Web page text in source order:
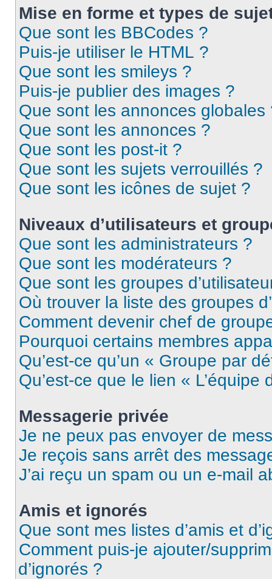
Mise en forme et types de
Que sont les BBCodes ?
Puis-je utiliser le HTML ?
Que sont les smileys ?
Puis-je publier des images ?
Que sont les annonces globales
Que sont les annonces ?
Que sont les post-it ?
Que sont les sujets verrouillés ?
Que sont les icônes de sujet ?
Niveaux d’utilisateurs et
Que sont les administrateurs ?
Que sont les modérateurs ?
Que sont les groupes
Où trouver la liste des groupes
Comment devenir chef de
Pourquoi certains membres
Qu’est-ce qu’un « Groupe par
Qu’est-ce que le lien « L’équipe
Messagerie privée
Je ne peux pas envoyer de
Je reçois sans arrêt des
J’ai reçu un spam ou un e-mail
Amis et ignorés
Que sont mes listes d’amis et
Comment puis-je ajouter/
d’ignorés ?